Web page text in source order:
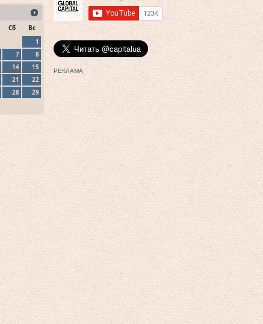
Сб
Вс
1
7
8
14
15
21
22
28
29
РЕКЛАМА